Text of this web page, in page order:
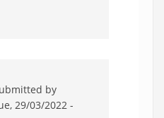
by
29/03/2022 -